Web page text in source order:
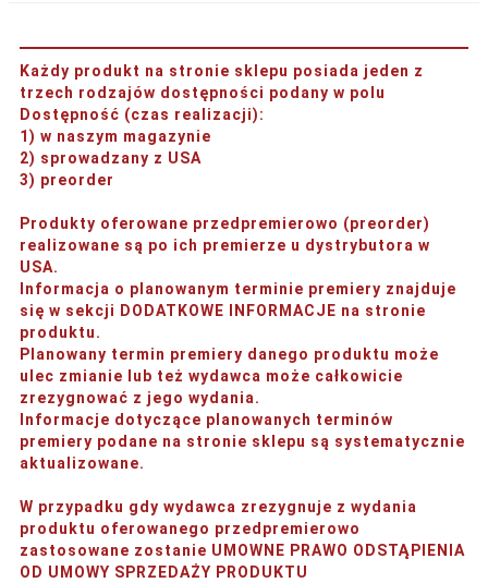
Każdy produkt na stronie sklepu posiada jeden z
trzech rodzajów dostępności podany w polu
Dostępność (czas realizacji):
1) w naszym magazynie
2) sprowadzany z USA
3) preorder
Produkty oferowane przedpremierowo (preorder)
realizowane są po ich premierze u dystrybutora w
USA.
Informacja o planowanym terminie premiery znajduje
się w sekcji DODATKOWE INFORMACJE na stronie
produktu.
Planowany termin premiery danego produktu może
ulec zmianie lub też wydawca może całkowicie
zrezygnować z jego wydania.
Informacje dotyczące planowanych terminów
premiery podane na stronie sklepu są systematycznie
aktualizowane.
W przypadku gdy wydawca zrezygnuje z wydania
produktu oferowanego przedpremierowo
zastosowane zostanie UMOWNE PRAWO ODSTĄPIENIA
OD UMOWY SPRZEDAŻY PRODUKTU